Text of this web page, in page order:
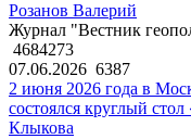
Розанов Валерий
Журнал "Вестник
4684273
07.06.2026 6387
2 июня 2026 года в
состоялся круглый
Клыкова